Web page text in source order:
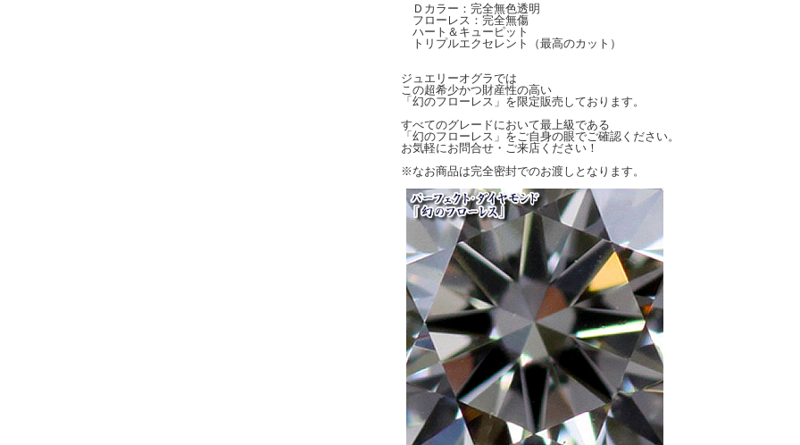
Ｄカラー：完全無色透明
フローレス：完全無傷
ハート＆キューピット
トリプルエクセレント（最高のカット）
ジュエリーオグラでは
この超希少かつ財産性の高い
「幻のフローレス」を限定販売しております。
すべてのグレードにおいて最上級である
「幻のフローレス」をご自身の眼でご確認ください。
お気軽にお問合せ・ご来店ください！
※なお商品は完全密封でのお渡しとなります。